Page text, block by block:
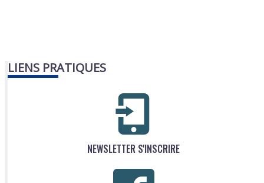
LIENS PRATIQUES
NEWSLETTER S'INSCRIRE